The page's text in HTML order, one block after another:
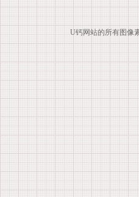
U钙网站的所有图像